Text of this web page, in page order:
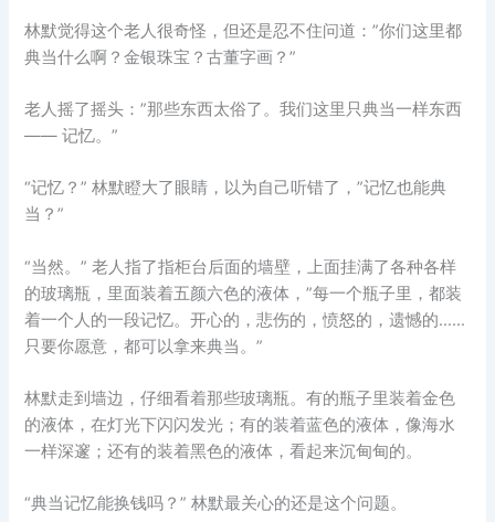
林默觉得这个老人很奇怪，但还是忍不住问道：”你们这里都
典当什么啊？金银珠宝？古董字画？”
老人摇了摇头：”那些东西太俗了。我们这里只典当一样东西
—— 记忆。”
“记忆？” 林默瞪大了眼睛，以为自己听错了，”记忆也能典
当？”
“当然。” 老人指了指柜台后面的墙壁，上面挂满了各种各样
的玻璃瓶，里面装着五颜六色的液体，”每一个瓶子里，都装
着一个人的一段记忆。开心的，悲伤的，愤怒的，遗憾的……
只要你愿意，都可以拿来典当。”
林默走到墙边，仔细看着那些玻璃瓶。有的瓶子里装着金色
的液体，在灯光下闪闪发光；有的装着蓝色的液体，像海水
一样深邃；还有的装着黑色的液体，看起来沉甸甸的。
“典当记忆能换钱吗？” 林默最关心的还是这个问题。